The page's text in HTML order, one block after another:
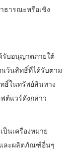
ธารณะหรือเชิง
รับอนุญาตภายใต้
เว้นสิทธิ์ที่ได้รับตาม
ธิ์ในทรัพย์สินทาง
ต์แวร์ดังกล่าว
ป็นเครื่องหมาย
และผลิตภัณฑ์อื่นๆ